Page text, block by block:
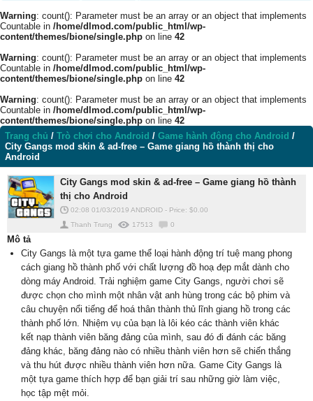
Warning: count(): Parameter must be an array or an object that implements
Countable in /home/dlmod.com/public_html/wp-
content/themes/bione/single.php on line 42
Warning: count(): Parameter must be an array or an object that implements
Countable in /home/dlmod.com/public_html/wp-
content/themes/bione/single.php on line 42
Warning: count(): Parameter must be an array or an object that implements
Countable in /home/dlmod.com/public_html/wp-
content/themes/bione/single.php on line 42
Trang chủ / Trò chơi cho Android / Game hành động cho Android /
City Gangs mod skin & ad-free – Game giang hồ thành thị cho
Android
City Gangs mod skin & ad-free – Game giang hồ thành
thị cho Android
02:08 01/03/2019 ANDROID - Price: $0.00
Thanh Trung
17513 0
Mô tả
City Gangs là một tựa game thể loại hành động trí tuệ mang phong
cách giang hồ thành phố với chất lượng đồ hoạ đẹp mắt dành cho
dòng máy Android. Trải nghiệm game City Gangs, người chơi sẽ
được chọn cho mình một nhân vật anh hùng trong các bộ phim và
câu chuyện nổi tiếng để hoá thân thành thủ lĩnh giang hồ trong các
thành phố lớn. Nhiệm vụ của bạn là lôi kéo các thành viên khác
kết nạp thành viên băng đảng của mình, sau đó đi đánh các băng
đảng khác, băng đảng nào có nhiều thành viên hơn sẽ chiến thắng
và thu hút được nhiều thành viên hơn nữa. Game City Gangs là
một tựa game thích hợp để bạn giải trí sau những giờ làm việc,
học tập mệt mỏi.